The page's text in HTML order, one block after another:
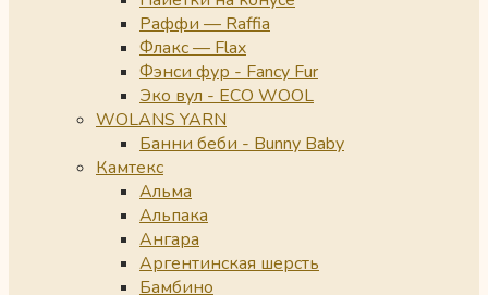
Раффи — Raffia
Флакс — Flax
Фэнси фур - Fancy Fur
Эко вул - ECO WOOL
WOLANS YARN
Банни беби - Bunny Baby
Камтекс
Альма
Альпака
Ангара
Аргентинская шерсть
Бамбино